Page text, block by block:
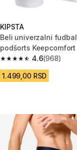
KIPSTA
Beli univerzalni
podšorts Keepcomfort
4.6
4.6 od 5 zvezdica
(968)
1.499,00 RSD